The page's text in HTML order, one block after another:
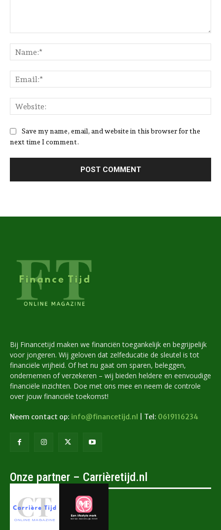
Save my name, email, and website in this browser for the
next time I comment.
Bij Financetijd maken we financiën toegankelijk en begrijpelijk
voor jongeren. Wij geloven dat zelfeducatie de sleutel is tot
financiële vrijheid. Of het nu gaat om sparen, beleggen,
ondernemen of verzekeren – wij bieden heldere en eenvoudige
financiële inzichten. Doe met ons mee en neem de controle
over jouw financiële toekomst!
Neem contact op: info@financetijd.nl | Tel: 0619116234
Onze partner – Carrièretijd.nl